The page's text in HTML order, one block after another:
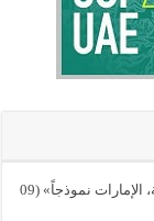
فصول من كتاب «الوطنيّة والمُواطَنة، الإمارات نموذجاً» (09